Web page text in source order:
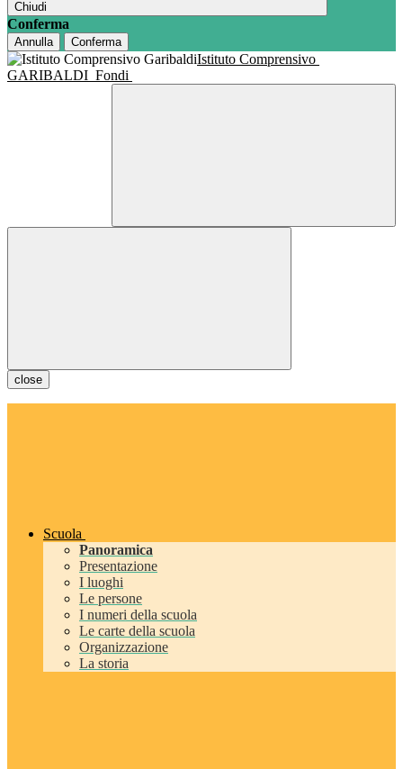
Chiudi
Conferma
Annulla Conferma
Istituto Comprensivo
GARIBALDI Fondi
close
Scuola
Panoramica
Presentazione
I luoghi
Le persone
I numeri della scuola
Le carte della scuola
Organizzazione
La storia